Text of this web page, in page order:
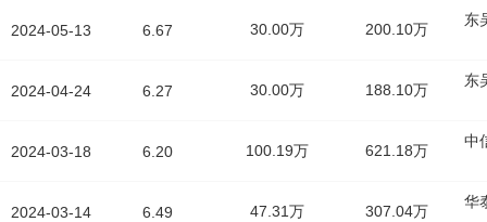
2024-05-13
2024-04-24
2024-03-18
2024-03-14
6.67 30.00万 200.10万
东
6.27 30.00万 188.10万
东
6.20 100.19万 621.18万
中
6.49 47.31万 307.04万
华